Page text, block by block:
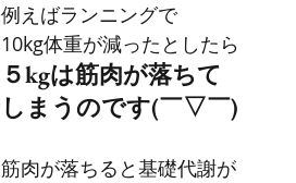
例えばランニングで
10kg体重が減ったとしたら
５kgは筋肉が落ちて
しまうのです(￣▽￣)
筋肉が落ちると基礎代謝が